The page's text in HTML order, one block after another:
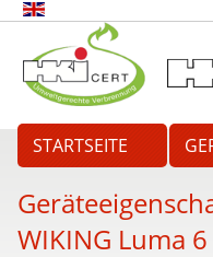
STARTSEITE
WIKING Luma 6